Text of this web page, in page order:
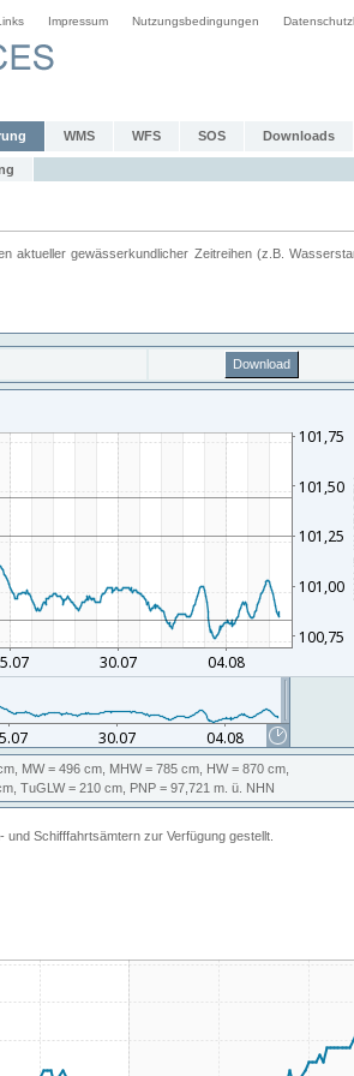
Impressum Nutzungsbedingungen
WMS WFS SOS Downloads
aktueller gewässerkundlicher Zeitreihen (z.B.